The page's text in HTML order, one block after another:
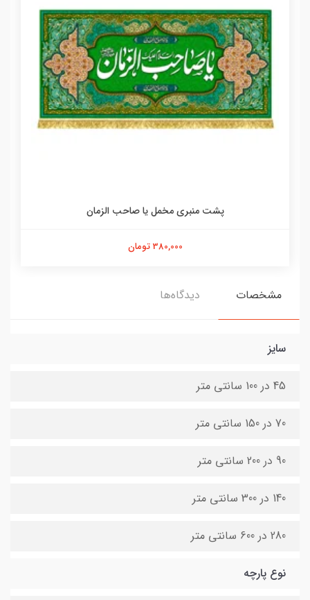
پشت منبری مخمل یا صاحب الزمان
380,000 تومان
مشخصات دیدگاه‌ها
سایز
45 در 100 سانتی متر
70 در 150 سانتی متر
90 در 200 سانتی متر
140 در 300 سانتی متر
280 در 600 سانتی متر
نوع پارچه